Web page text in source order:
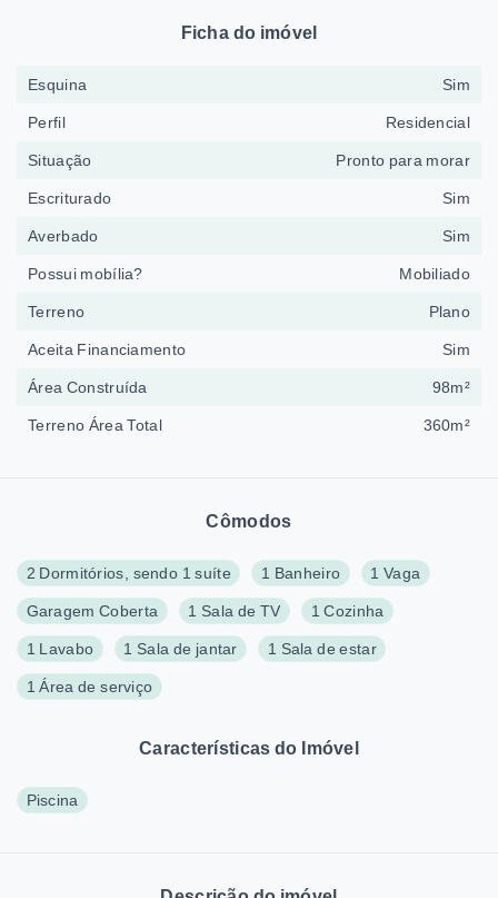
Cômodos
2 Dormitórios, sendo 1 suíte 1 Banheiro 1 Vaga
Garagem Coberta 1 Sala de TV 1 Cozinha
1 Lavabo 1 Sala de jantar 1 Sala de estar
1 Área de serviço
Características do Imóvel
Piscina
Ficha do imóvel
Esquina Sim
Perfil Residencial
Situação Pronto para morar
Escriturado Sim
Averbado Sim
Possui mobília? Mobiliado
Terreno Plano
Aceita Financiamento Sim
Área Construída 98m²
Terreno Área Total 360m²